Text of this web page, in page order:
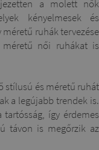
a molett nők
kényelmesek és
méretű ruhák tervezése
női ruhákat is
stílusú és méretű ruhát
a legújabb trendek is.
így érdemes
távon is megőrzik az